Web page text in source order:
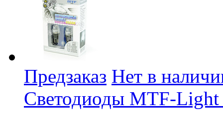
Предзаказ Нет в
Светодиоды MTF-